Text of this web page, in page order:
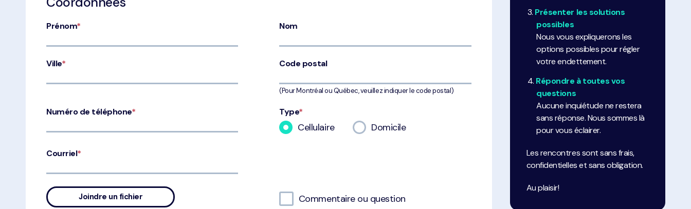
Prénom* Nom
Ville* Code postal
(Pour Montréal ou Québec, veuillez indiquer le code postal)
Numéro de téléphone* Type*
Cellulaire Domicile
Courriel*
Joindre un fichier Commentaire ou question
Présenter les solutions
possibles
Nous vous expliquerons les
options possibles pour régler
votre endettement.
Répondre à toutes vos
questions
Aucune inquiétude ne restera
sans réponse. Nous sommes là
pour vous éclairer.
Les rencontres sont sans frais,
confidentielles et sans obligation.
Au plaisir!